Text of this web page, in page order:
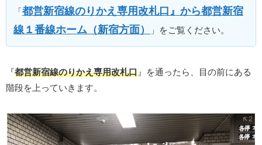
「都営新宿線のりかえ専用改札口』から都営新宿
線１番線ホーム（新宿方面）
」をご覧ください。
『都営新宿線のりかえ専用改札口』を通ったら、目の前にある
階段を上っていきます。